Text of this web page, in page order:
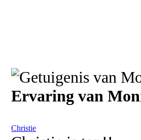
Ervaring van
Christie